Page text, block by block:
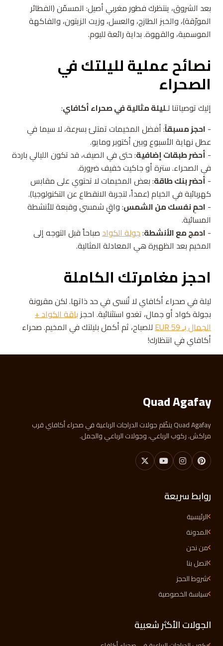
بعد الشروق، ينتظرك فطور مغربي أصيل: المسمّن (الفطائر
المورّقة)، والخبز الطازج، والعسل، وزيت الزيتون، والفاكهة
الموسمية، والقهوة. بداية رائعة لليوم.
نصائح عملية لليلتك في
الصحراء
إليك توصياتنا لـليلة مثالية في صحراء أكافاي:
- احجز مسبقاً: أفضل المخيمات تمتلئ بسرعة، لا سيما في
عطل نهاية الأسبوع وبين أكتوبر ومايو.
- أحضر طبقات إضافية: حتى في الصيف، قد تكون الليالي باردة
في الصحراء. سترة أو جاكيت خفيف ضرورة.
- أحضر بنك طاقة: بعض المخيمات لا تحتوي على مقابس
كهربائية في الخيام (عمداً، لتجربة الانقطاع عن التكنولوجيا).
- احمِ نفسك من الشمس: واقٍ شمسي وقبعة للأنشطة
المسائية.
- ادمج مع الأنشطة:جولة الكوادصباحاً قبل التوجه إلى
المخيم بعد الظهيرة هي المعادلة المثالية.
احجز مغامرتك الكاملة
ليلة في صحراء أكافاي لا تُنسى في حد ذاتها. لكن مقرونة
بجولة كواد أو جمال، تغدو استثنائية. احجزباقة الكواد +
الجمال بـ 59 EUR
للصباح، ثم أكمل بليلتك في المخيم. صحراء
أكافاي في انتظارك!
Quad Agafay
Quad Agafay ينظّم جولات الدراجات الرباعية في صحراء أكافاي قرب
مراكش. ركوب الرباعي، وجولات الرباعي والجمل.
روابط سريعة
الرئيسية
المدونة
من نحن
اتصل بنا
شروط الحجز
سياسة الخصوصية
الجولات الأكثر شعبية